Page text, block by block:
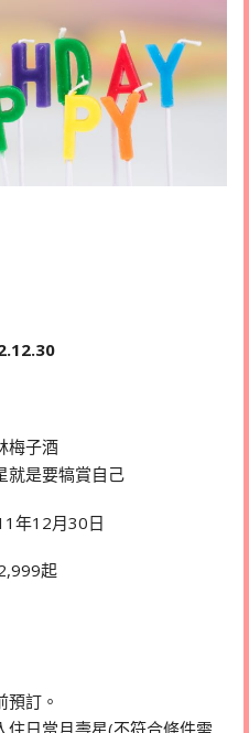
梅子酒
是要犒賞自己
年12月30日
起
預訂。